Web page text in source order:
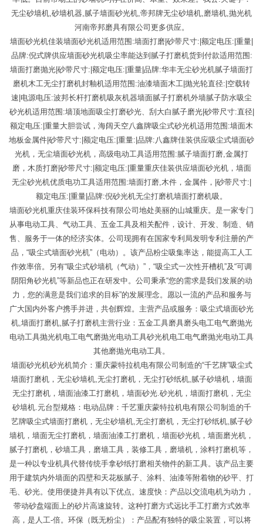
无尘砂墙机,砂墙机器,腻子墙面砂光机,帝邦牌无尘砂墙机,磨墙机,抛光机
河南帝邦磨具有限公司更多供应。
墙面砂光机佳装墙面砂光机适用范围:墙面打磨|砂带尺寸:|额定电压:|重量|
品牌:倪式牌供应墙面砂光机吸尘率能达到腻子打磨机货到付款适用范围:
墙面打磨抛光|砂带尺寸:|额定电压:|重量|品牌:华丰无尘砂光机腻子墙面打
磨机木工无尘打磨机封釉机适用范围:油漆墙面木工|抛光轮直径:|空载转
速|电源电压:波邦长杆打磨机吸灰机器墙面腻子打磨机外墙腻子防水吸尘
砂光机适用范围:墙顶地面吸尘打磨砂光、刮大白腻子磨光|砂带尺寸:直径|
额定电压:|重量大胆尝试，海阔天空八鑫牌吸尘式砂光机适用范围:墙面木
地板金属件|砂带尺寸:|额定电压:|重量:|品牌:八鑫牌佳装供应吸尘式墙面砂
光机，无尘墙面砂光机，高级电动工具适用范围:腻子墙面打磨,金属打
磨，木质打磨|砂带尺寸:|额定电压:|重量重庆佳装供应墙面砂光机，墙面
无尘砂光机优质电功工具适用范围:墙面打磨,木件，金属件，|砂带尺寸:|
额定电压:|重量|品牌:倪砂光机无尘打磨机墙面打磨机吸。
墙面砂光机重庆佳装环保科技有限公司地处美丽的山城重庆。是一家专门
从事电动工具、气动工具、五金工具及相关配件，设计、开发、制造、销
售、服务于一体的经济实体。公司现拥有在国家专利局发明专利注册的产
品，“吸尘式墙面砂光机”（电动）。该产品粉尘吸集率达，能提高工人工
作效率倍。另有“吸尘式砂墙机（气动）”，“吸尘式一次性开槽机”及“可调
阴阳角砂光机”等新品也正在研发中。公司秉承“您的需求是我们发展的动
力，您的满意是我们追求的目标”的发展理念。愿以一流的产品和服务与
广大国内外客户携手并进，共创辉煌。主营产品或服务：吸尘式墙面砂光
机,墙面打磨机,腻子打磨机主营行业：五金工具磨具磨头电工电气磨抛光
电动工具抛光机电工电气磨抛光电动工具砂光机电工电气磨抛光电动工具
其他磨抛光电动工具。
墙面砂光机砂光机简介：重庆蒙特拉机电有限公司制造的“千艺牌”吸尘式
墙面打磨机，无尘砂墙机,无尘打磨机，无尘打砂纸机,腻子砂墙机，墙面
无尘打磨机，墙面油漆工打磨机，墙面砂光.砂光机，墙面打磨机，无尘
砂墙机.元台型规格：电动品牌：千艺重庆蒙特拉机电有限公司制造的千
艺牌吸尘式墙面打磨机，无尘砂墙机,无尘打磨机，无尘打砂纸机,腻子砂
墙机，墙面无尘打磨机，墙面油漆工打磨机，墙面砂光机，墙面磨光机，
腻子打磨机，砂墙工具，磨墙工具，装修工具，磨墙机，涂料打磨机等，
是一种以专业机具代替传统手拿砂纸打磨相关物件的新工具。该产品主要
用于建筑内外墙面的四壁和天花板腻子、涂料、油漆等附着物的砂平、打
毛、砂光。使用便捷并具有以下优点。速度快：产品以交流电机为动力，
带动砂盘端面上的砂片高速旋转。这种打磨方式远比手工打磨方式效率
高，是人工-倍。环保（既无粉尘）：产品配有独特的吸尘装置，可以将